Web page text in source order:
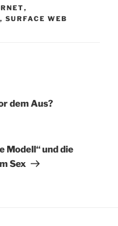
,
, SURFACE WEB
dem Aus?
Modell“ und die
Sex